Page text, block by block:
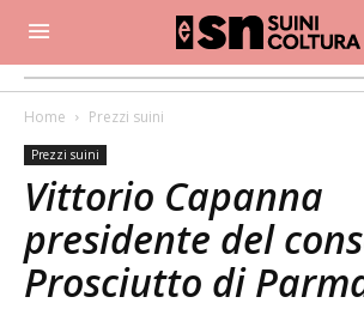
Home Prezzi suini
Prezzi suini
Vittorio Capanna
presidente del
Prosciutto di